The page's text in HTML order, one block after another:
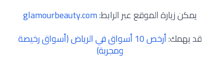
يمكن زيارة الموقع عبر الرابط:glamourbeauty.com
قد يهمك:
أرخص 10 أسواق في الرياض (أسواق رخيصة
ومجربة)